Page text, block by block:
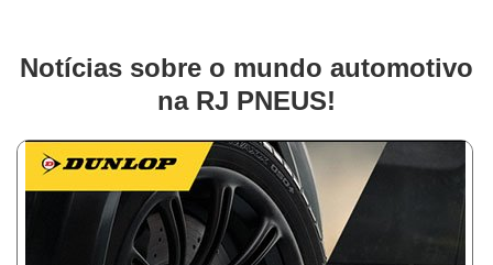
Notícias sobre o mundo automotivo
na RJ PNEUS!